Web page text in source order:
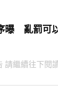
曝 亂罰可
請繼續往下閱